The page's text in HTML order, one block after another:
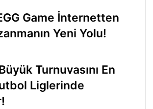
Game İnternetten
Yeni Yolu!
Turnuvasını En
Liglerinde